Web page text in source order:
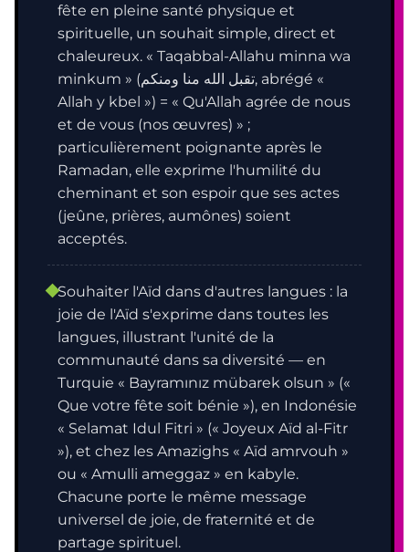
fête en pleine santé physique et
spirituelle, un souhait simple, direct et
chaleureux. « Taqabbal-Allahu minna wa
minkum » (تقبل الله منا ومنكم, abrégé «
Allah y kbel ») = « Qu'Allah agrée de nous
et de vous (nos œuvres) » ;
particulièrement poignante après le
Ramadan, elle exprime l'humilité du
cheminant et son espoir que ses actes
(jeûne, prières, aumônes) soient
acceptés.
Souhaiter l'Aïd dans d'autres langues : la
joie de l'Aïd s'exprime dans toutes les
langues, illustrant l'unité de la
communauté dans sa diversité — en
Turquie « Bayramınız mübarek olsun » («
Que votre fête soit bénie »), en Indonésie
« Selamat Idul Fitri » (« Joyeux Aïd al-Fitr
»), et chez les Amazighs « Aïd amrvouh »
ou « Amulli ameggaz » en kabyle.
Chacune porte le même message
universel de joie, de fraternité et de
partage spirituel.